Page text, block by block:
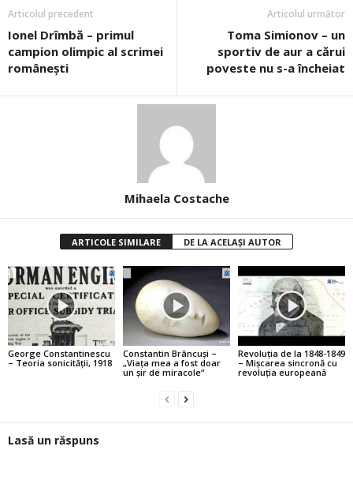
Articolul precedent
Ionel Drîmbă – primul
campion olimpic al scrimei
româneşti
Articolul următor
Toma Simionov – un
sportiv de aur a cărui
poveste nu s-a încheiat
Mihaela Costache
ARTICOLE SIMILARE DE LA ACELAȘI AUTOR
George Constantinescu
– Teoria sonicităţii, 1918
Constantin Brâncuşi –
„Viaţa mea a fost doar
un şir de miracole“
Revoluţia de la 1848-1849
– Mişcarea sincronă cu
revoluţia europeană
Lasă un răspuns